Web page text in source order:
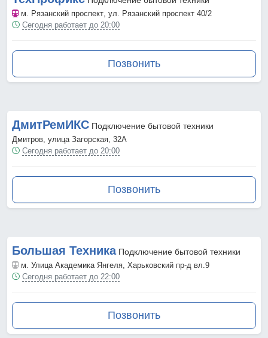
м. Рязанский проспект, ул. Рязанский проспект 40/2
Сегодня работает до 20:00
Позвонить
ДмитРемИКС Подключение бытовой техники
Дмитров, улица Загорская, 32А
Сегодня работает до 20:00
Позвонить
Большая ТехникаПодключение бытовой техники
м. Улица Академика Янгеля, Харьковский пр-д вл.9
Сегодня работает до 22:00
Позвонить